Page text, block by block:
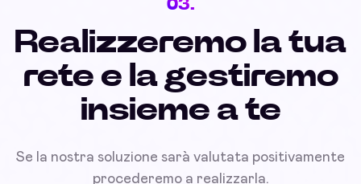
03.
Realizzeremo la tua
rete e la gestiremo
insieme a te
Se la nostra soluzione sarà valutata positivamente
procederemo a realizzarla.